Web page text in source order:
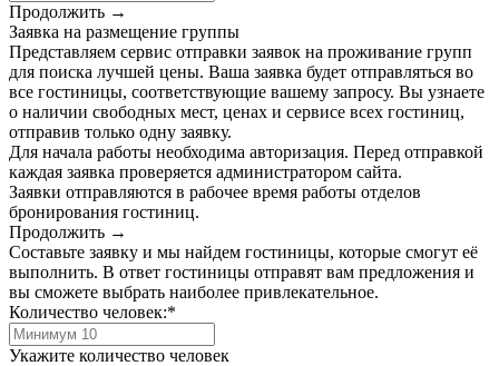
Продолжить →
Заявка на размещение группы
Представляем сервис отправки заявок на проживание групп
для поиска лучшей цены. Ваша заявка будет отправляться во
все гостиницы, соответствующие вашему запросу. Вы узнаете
о наличии свободных мест, ценах и сервисе всех гостиниц,
отправив только одну заявку.
Для начала работы необходима авторизация. Перед отправкой
каждая заявка проверяется администратором сайта.
Заявки отправляются в рабочее время работы отделов
бронирования гостиниц.
Продолжить →
Составьте заявку и мы найдем гостиницы, которые смогут её
выполнить. В ответ гостиницы отправят вам предложения и
вы сможете выбрать наиболее привлекательное.
Количество человек:*
Укажите количество человек